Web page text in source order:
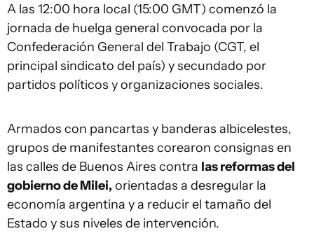
A las 12:00 hora local (15:00 GMT) comenzó la
jornada de huelga general convocada por la
Confederación General del Trabajo (CGT, el
principal sindicato del país) y secundado por
partidos políticos y organizaciones sociales.
Armados con pancartas y banderas albicelestes,
grupos de manifestantes corearon consignas en
las calles de Buenos Aires contra las reformas del
gobierno de Milei, orientadas a desregular la
economía argentina y a reducir el tamaño del
Estado y sus niveles de intervención.